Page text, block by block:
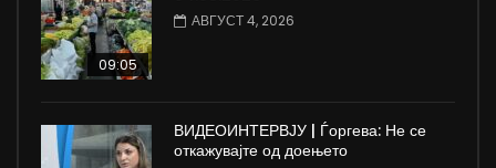
09:05
АВГУСТ 4, 2026
ВИДЕОИНТЕРВЈУ | Ѓоргева: Не се
откажувајте од доењето